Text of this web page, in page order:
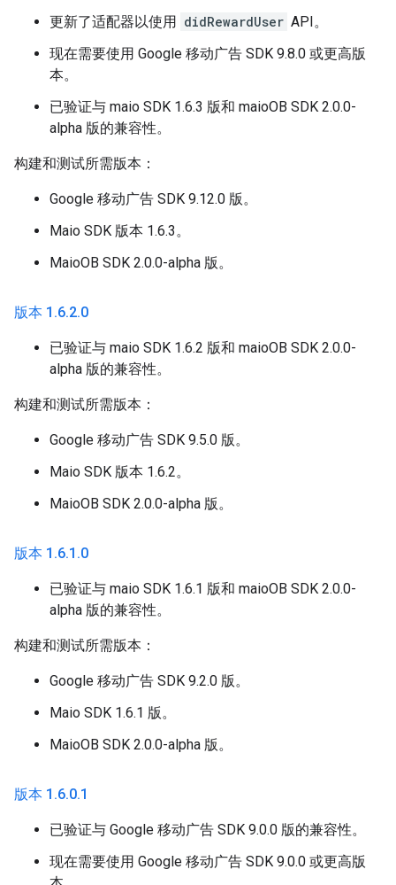
更新了适配器以使用 didRewardUser API。
现在需要使用 Google 移动广告 SDK 9.8.0 或更高版
本。
已验证与 maio SDK 1.6.3 版和 maioOB SDK 2.0.0-
alpha 版的兼容性。
构建和测试所需版本：
Google 移动广告 SDK 9.12.0 版。
Maio SDK 版本 1.6.3。
MaioOB SDK 2.0.0-alpha 版。
版本 1 .6.2.0
已验证与 maio SDK 1.6.2 版和 maioOB SDK 2.0.0-
alpha 版的兼容性。
构建和测试所需版本：
Google 移动广告 SDK 9.5.0 版。
Maio SDK 版本 1.6.2。
MaioOB SDK 2.0.0-alpha 版。
版本 1 .6.1 .0
已验证与 maio SDK 1.6.1 版和 maioOB SDK 2.0.0-
alpha 版的兼容性。
构建和测试所需版本：
Google 移动广告 SDK 9.2.0 版。
Maio SDK 1.6.1 版。
MaioOB SDK 2.0.0-alpha 版。
版本 1 .6.0.1
已验证与 Google 移动广告 SDK 9.0.0 版的兼容性。
现在需要使用 Google 移动广告 SDK 9.0.0 或更高版